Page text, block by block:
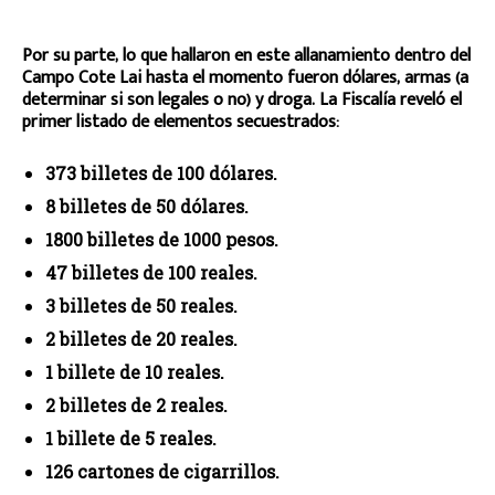
Por su parte, lo que hallaron en este allanamiento dentro del
Campo Cote Lai hasta el momento fueron dólares, armas (a
determinar si son legales o no) y droga. La Fiscalía reveló el
primer listado de elementos secuestrados:
373 billetes de 100 dólares.
8 billetes de 50 dólares.
1800 billetes de 1000 pesos.
47 billetes de 100 reales.
3 billetes de 50 reales.
2 billetes de 20 reales.
1 billete de 10 reales.
2 billetes de 2 reales.
1 billete de 5 reales.
126 cartones de cigarrillos.